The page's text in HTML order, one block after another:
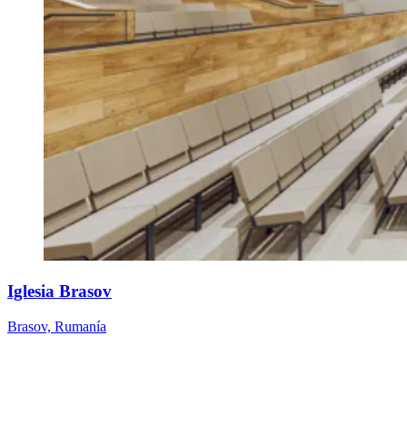
Iglesia Brasov
Brasov, Rumanía